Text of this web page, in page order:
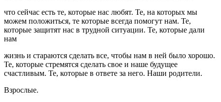
что сейчас есть те, которые нас любят. Те, на которых мы
можем положиться, те которые всегда помогут нам. Те,
которые защитят нас в трудной ситуации. Те, которые дали
нам
жизнь и стараются сделать все, чтобы нам в ней было хорошо.
Те, которые стремятся сделать свое и наше будущее
счастливым. Те, которые в ответе за него. Наши родители.
Взрослые.